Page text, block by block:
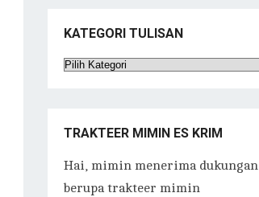
KATEGORI TULISAN
Kategori
TRAKTEER MIMIN ES KRIM
Hai, mimin menerima dukungan
berupa trakteer mimin